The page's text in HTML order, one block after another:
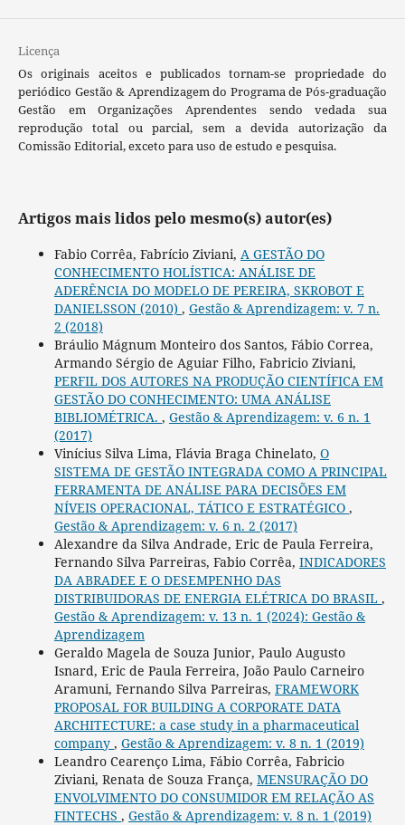
Licença
Os originais aceitos e publicados tornam-se propriedade do
periódico Gestão & Aprendizagem do Programa de Pós-graduação
Gestão em Organizações Aprendentes sendo vedada sua
reprodução total ou parcial, sem a devida autorização da
Comissão Editorial, exceto para uso de estudo e pesquisa.
Artigos mais lidos pelo mesmo(s) autor(es)
Fabio Corrêa, Fabrício Ziviani, A GESTÃO DO
CONHECIMENTO HOLÍSTICA: ANÁLISE DE
ADERÊNCIA DO MODELO DE PEREIRA, SKROBOT E
DANIELSSON (2010) , Gestão & Aprendizagem: v. 7 n.
2 (2018)
Bráulio Mágnum Monteiro dos Santos, Fábio Correa,
Armando Sérgio de Aguiar Filho, Fabricio Ziviani,
PERFIL DOS AUTORES NA PRODUÇÃO CIENTÍFICA EM
GESTÃO DO CONHECIMENTO: UMA ANÁLISE
BIBLIOMÉTRICA. , Gestão & Aprendizagem: v. 6 n. 1
(2017)
Vinícius Silva Lima, Flávia Braga Chinelato, O
SISTEMA DE GESTÃO INTEGRADA COMO A PRINCIPAL
FERRAMENTA DE ANÁLISE PARA DECISÕES EM
NÍVEIS OPERACIONAL, TÁTICO E ESTRATÉGICO ,
Gestão & Aprendizagem: v. 6 n. 2 (2017)
Alexandre da Silva Andrade, Eric de Paula Ferreira,
Fernando Silva Parreiras, Fabio Corrêa, INDICADORES
DA ABRADEE E O DESEMPENHO DAS
DISTRIBUIDORAS DE ENERGIA ELÉTRICA DO BRASIL ,
Gestão & Aprendizagem: v. 13 n. 1 (2024): Gestão &
Aprendizagem
Geraldo Magela de Souza Junior, Paulo Augusto
Isnard, Eric de Paula Ferreira, João Paulo Carneiro
Aramuni, Fernando Silva Parreiras, FRAMEWORK
PROPOSAL FOR BUILDING A CORPORATE DATA
ARCHITECTURE: a case study in a pharmaceutical
company , Gestão & Aprendizagem: v. 8 n. 1 (2019)
Leandro Cearenço Lima, Fábio Corrêa, Fabricio
Ziviani, Renata de Souza França, MENSURAÇÃO DO
ENVOLVIMENTO DO CONSUMIDOR EM RELAÇÃO AS
FINTECHS , Gestão & Aprendizagem: v. 8 n. 1 (2019)